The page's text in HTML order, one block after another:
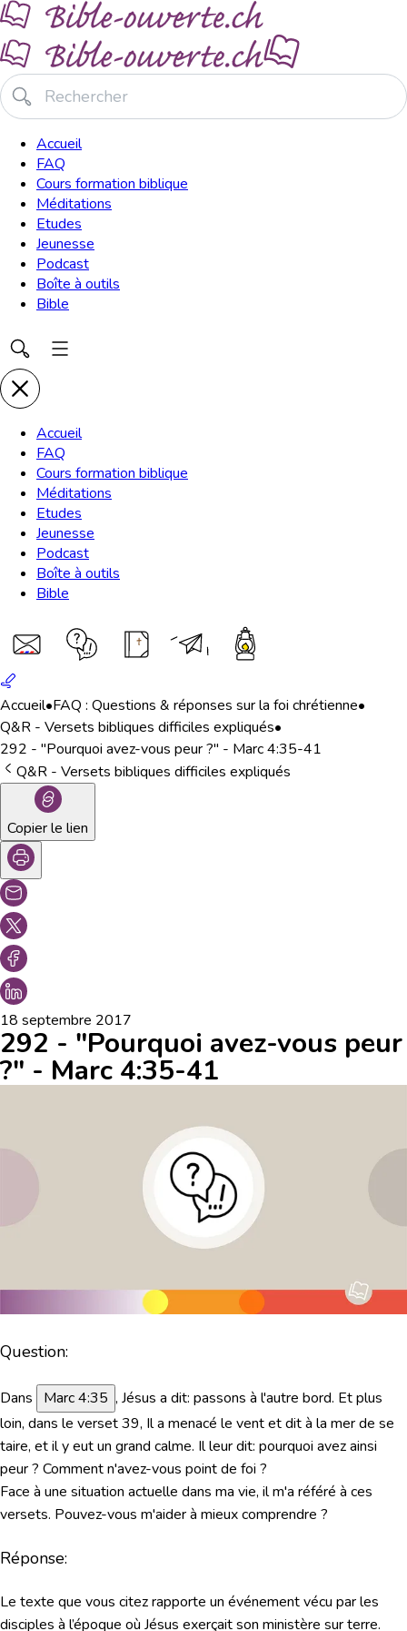
Accueil
FAQ
Cours formation biblique
Méditations
Etudes
Jeunesse
Podcast
Boîte à outils
Bible
Accueil
FAQ
Cours formation biblique
Méditations
Etudes
Jeunesse
Podcast
Boîte à outils
Bible
Accueil•FAQ : Questions & réponses sur la foi chrétienne•
Q&R - Versets bibliques difficiles expliqués•
292 - "Pourquoi avez-vous peur ?" - Marc 4:35-41
Q&R - Versets bibliques difficiles expliqués
Copier le lien
18 septembre 2017
292 - "Pourquoi avez-vous peur
?" - Marc 4:35-41
Question:
Dans Marc 4:35 , Jésus a dit: passons à l'autre bord. Et plus
loin, dans le verset 39, Il a menacé le vent et dit à la mer de se
taire, et il y eut un grand calme. Il leur dit: pourquoi avez ainsi
peur ? Comment n'avez-vous point de foi ?
Face à une situation actuelle dans ma vie, il m'a référé à ces
versets. Pouvez-vous m'aider à mieux comprendre ?
Réponse:
Le texte que vous citez rapporte un événement vécu par les
disciples à l’époque où Jésus exerçait son ministère sur terre.